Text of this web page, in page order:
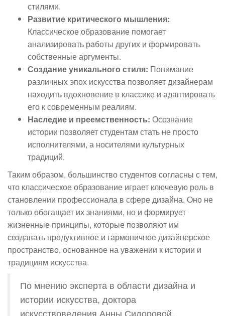
стилями.
Развитие критического мышления:
Классическое образование помогает
анализировать работы других и формировать
собственные аргументы.
Создание уникального стиля: Понимание
различных эпох искусства позволяет дизайнерам
находить вдохновение в классике и адаптировать
его к современным реалиям.
Наследие и преемственность: Осознание
истории позволяет студентам стать не просто
исполнителями, а носителями культурных
традиций.
Таким образом, большинство студентов согласны с тем,
что классическое образование играет ключевую роль в
становлении профессионала в сфере дизайна. Оно не
только обогащает их знаниями, но и формирует
жизненные принципы, которые позволяют им
создавать продуктивное и гармоничное дизайнерское
пространство, основанное на уважении к истории и
традициям искусства.
По мнению эксперта в области дизайна и
истории искусства, доктора
искусствоведения Анны Сидоровой,